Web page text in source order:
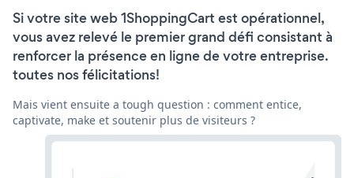
Si votre site web 1ShoppingCart est opérationnel,
vous avez relevé le premier grand défi consistant à
renforcer la présence en ligne de votre entreprise.
toutes nos félicitations!
Mais vient ensuite a tough question : comment entice,
captivate, make et soutenir plus de visiteurs ?